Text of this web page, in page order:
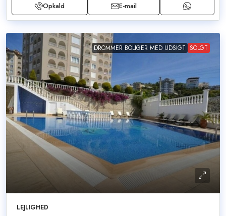
Opkald E-mail
DROMMER BOLIGER MED UDSIGT SOLGT
LEJLIGHED